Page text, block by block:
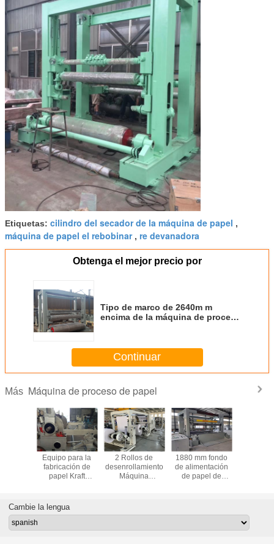
Etiquetas: cilindro del secador de la máquina de papel ,
máquina de papel el rebobinar, re devanadora
Obtenga el mejor precio por
Tipo de marco de 2640m m
encima de la máquina de proceso
Continuar
Más Máquina de proceso de papel
de
de
Equipo para la
fabricación de
papel Kraft
neumático
2 Rollos de
desenrollamiento
Máquina
1880 mm fondo
de alimentación
de papel de
papel de
Cambie la lengua